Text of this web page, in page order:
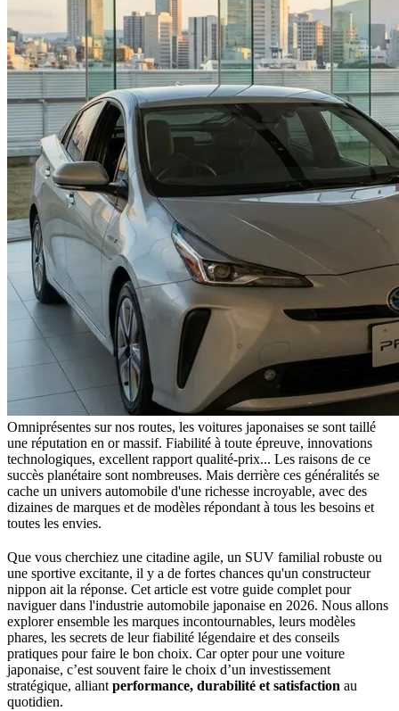
Omniprésentes sur nos routes, les voitures japonaises se sont taillé
une réputation en or massif. Fiabilité à toute épreuve, innovations
technologiques, excellent rapport qualité-prix... Les raisons de ce
succès planétaire sont nombreuses. Mais derrière ces généralités se
cache un univers automobile d'une richesse incroyable, avec des
dizaines de marques et de modèles répondant à tous les besoins et
toutes les envies.
Que vous cherchiez une citadine agile, un SUV familial robuste ou
une sportive excitante, il y a de fortes chances qu'un constructeur
nippon ait la réponse. Cet article est votre guide complet pour
naviguer dans l'industrie automobile japonaise en 2026. Nous allons
explorer ensemble les marques incontournables, leurs modèles
phares, les secrets de leur fiabilité légendaire et des conseils
pratiques pour faire le bon choix. Car opter pour une voiture
japonaise, c’est souvent faire le choix d’un investissement
stratégique, alliant performance, durabilité et satisfaction au
quotidien.